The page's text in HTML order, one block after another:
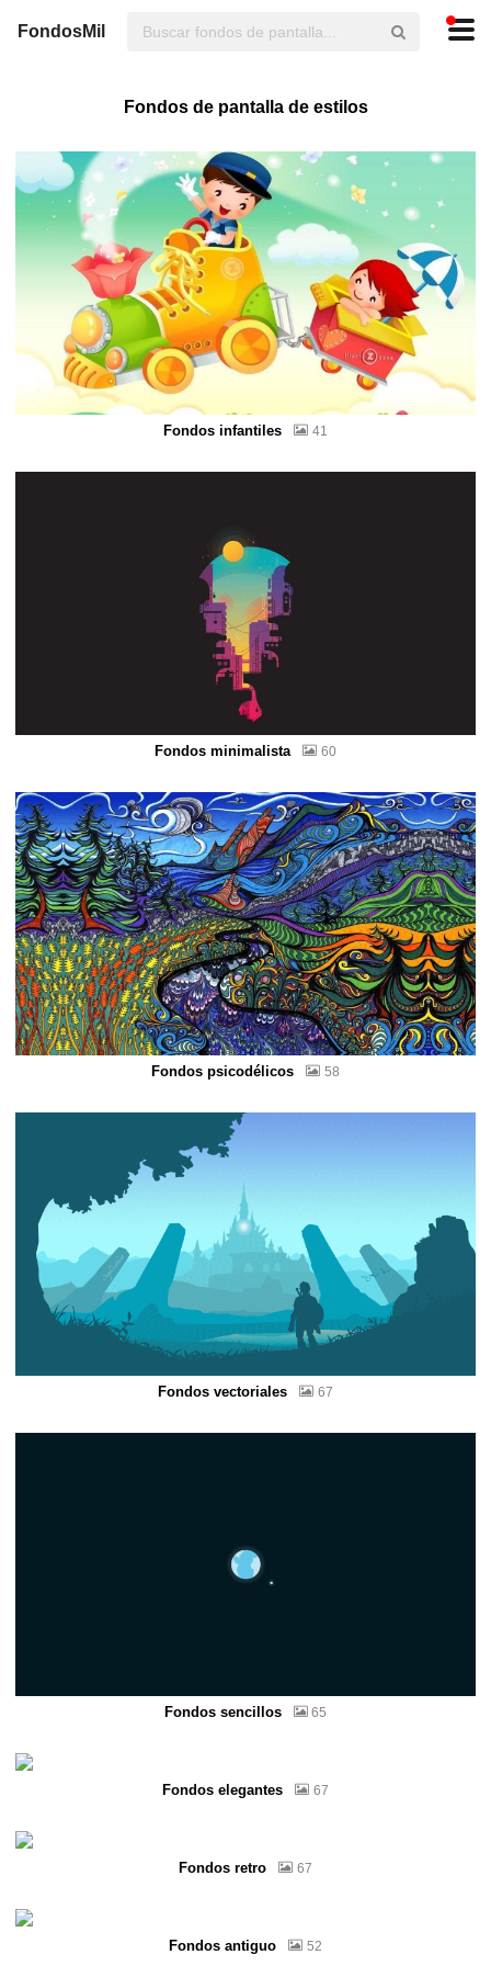
FondosMil
Fondos de pantalla de estilos
Fondos infantiles 41
Fondos minimalista 60
Fondos psicodélicos 58
Fondos vectoriales 67
Fondos sencillos 65
Fondos elegantes 67
Fondos retro 67
Fondos antiguo 52